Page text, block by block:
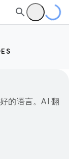
的语言。AI 翻